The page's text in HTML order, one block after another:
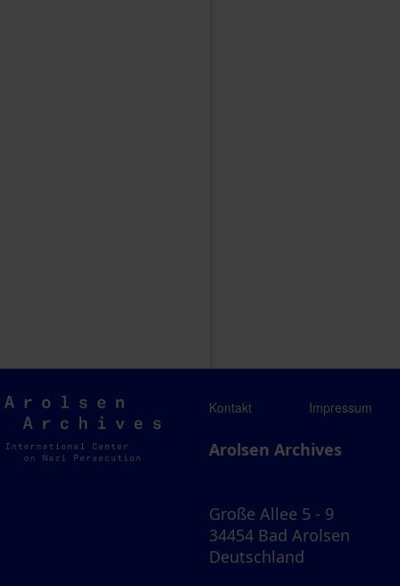
Arolsen
Archives
Kontakt Impressum
Arolsen Archives
Große Allee 5 - 9
34454 Bad Arolsen
Deutschland